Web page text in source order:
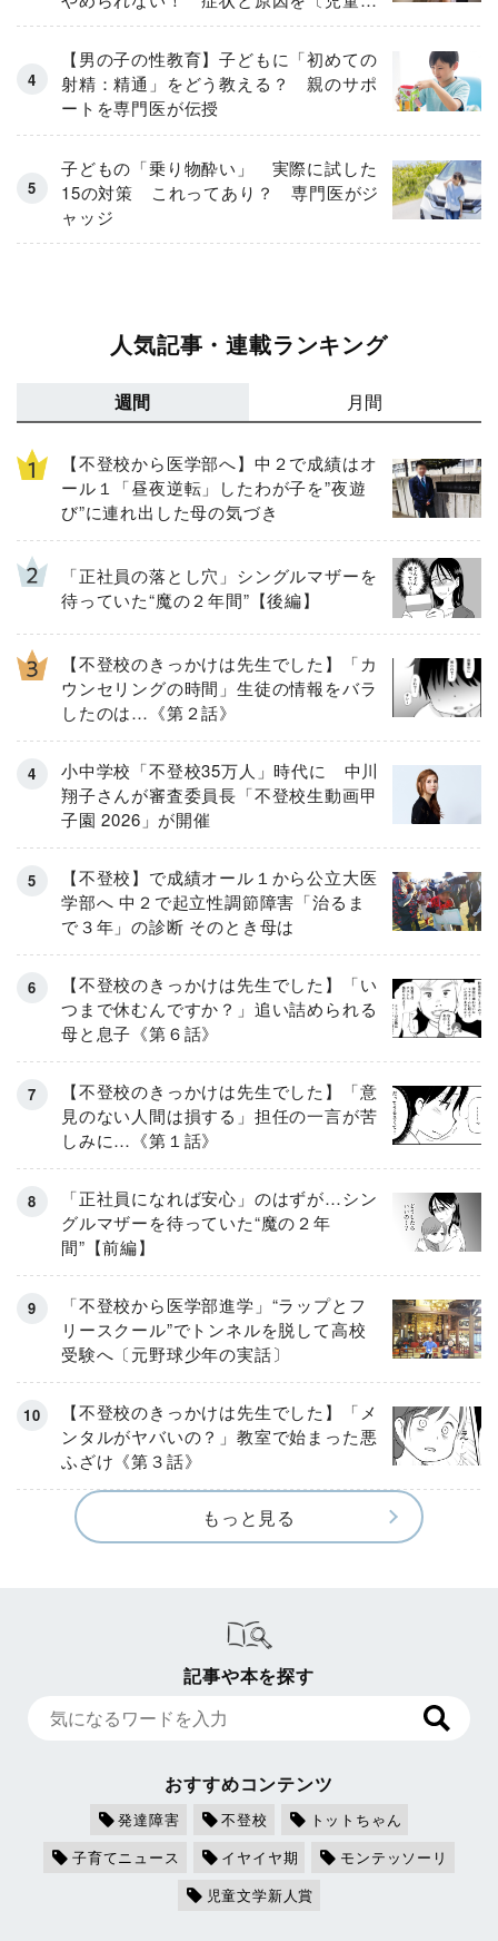
神科医が解説〕
【男の子の性教育】子どもに「初めての
射精：精通」をどう教える？ 親のサポ
ートを専門医が伝授
子どもの「乗り物酔い」 実際に試した
15の対策 これってあり？ 専門医がジ
ャッジ
人気記事・連載ランキング
週間 月間
【不登校から医学部へ】中２で成績はオ
ール１「昼夜逆転」したわが子を”夜遊
び”に連れ出した母の気づき
「正社員の落とし穴」シングルマザーを
待っていた“魔の２年間”【後編】
【不登校のきっかけは先生でした】「カ
ウンセリングの時間」生徒の情報をバラ
したのは…《第２話》
小中学校「不登校35万人」時代に 中川
翔子さんが審査委員長「不登校生動画甲
子園 2026」が開催
【不登校】で成績オール１から公立大医
学部へ 中２で起立性調節障害「治るま
で３年」の診断 そのとき母は
【不登校のきっかけは先生でした】「い
つまで休むんですか？」追い詰められる
母と息子《第６話》
【不登校のきっかけは先生でした】「意
見のない人間は損する」担任の一言が苦
しみに…《第１話》
「正社員になれば安心」のはずが…シン
グルマザーを待っていた“魔の２年
間”【前編】
「不登校から医学部進学」“ラップとフ
リースクール”でトンネルを脱して高校
受験へ〔元野球少年の実話〕
【不登校のきっかけは先生でした】「メ
ンタルがヤバいの？」教室で始まった悪
ふざけ《第３話》
もっと見る
記事や本を探す
おすすめコンテンツ
発達障害 不登校
トットちゃん
子育てニュース
イヤイヤ期
モンテッソーリ
児童文学新人賞